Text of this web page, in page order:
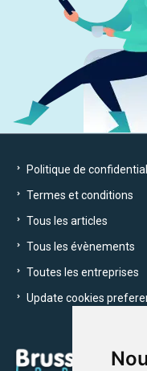
Politique de
Termes et conditions
Tous les articles
Tous les évènements
Toutes les entreprises
Update cookies